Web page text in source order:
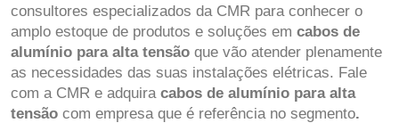
consultores especializados da CMR para conhecer o
amplo estoque de produtos e soluções em cabos de
alumínio para alta tensão que vão atender plenamente
as necessidades das suas instalações elétricas. Fale
com a CMR e adquira cabos de alumínio para alta
tensão com empresa que é referência no segmento.